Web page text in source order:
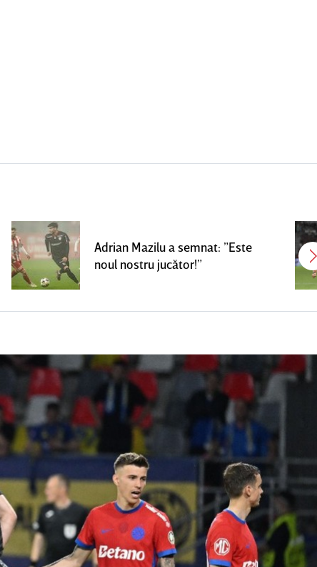
Adrian Mazilu a semnat: ”Este
noul nostru jucător!”